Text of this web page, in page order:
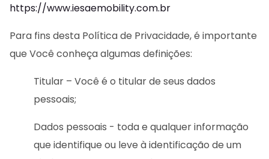
https://www.iesaemobility.com.br
Para fins desta Política de Privacidade, é importante
que Você conheça algumas definições:
Titular – Você é o titular de seus dados
pessoais;
Dados pessoais - toda e qualquer informação
que identifique ou leve à identificação de um